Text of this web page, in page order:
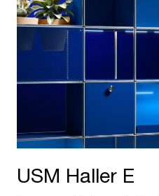
USM Haller E